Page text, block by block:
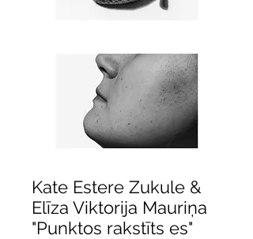
Kate Estere Zukule &
Elīza Viktorija Mauriņa
"Punktos rakstīts es"